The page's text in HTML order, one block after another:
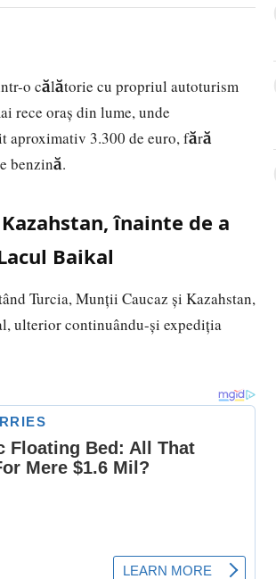
o călătorie cu propriul autoturism
rece oraş din lume, unde
aproximativ 3.300 de euro, fără
benzină.
înainte de a
Baikal
Turcia, Munţii Caucaz şi Kazahstan,
ulterior continuându-şi expediţia